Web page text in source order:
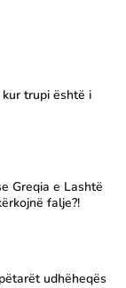
trupi është i
Greqia e Lashtë
falje?!
udhëheqës